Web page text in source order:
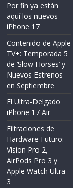
Por fin ya están
aquí los nuevos
iPhone 17
Contenido de Apple
TV+: Temporada 5
de ‘Slow Horses’ y
Nuevos Estrenos
en Septiembre
El Ultra-Delgado
iPhone 17 Air
Filtraciones de
Hardware Futuro:
Vision Pro 2,
AirPods Pro 3 y
Apple Watch Ultra
3